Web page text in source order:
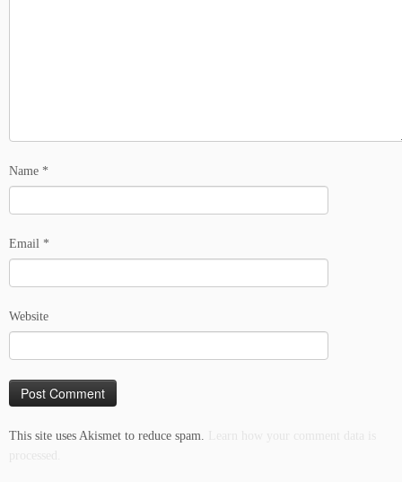
Name *
Email *
Website
This site uses Akismet to reduce spam.